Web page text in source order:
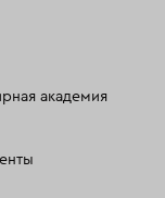
академия